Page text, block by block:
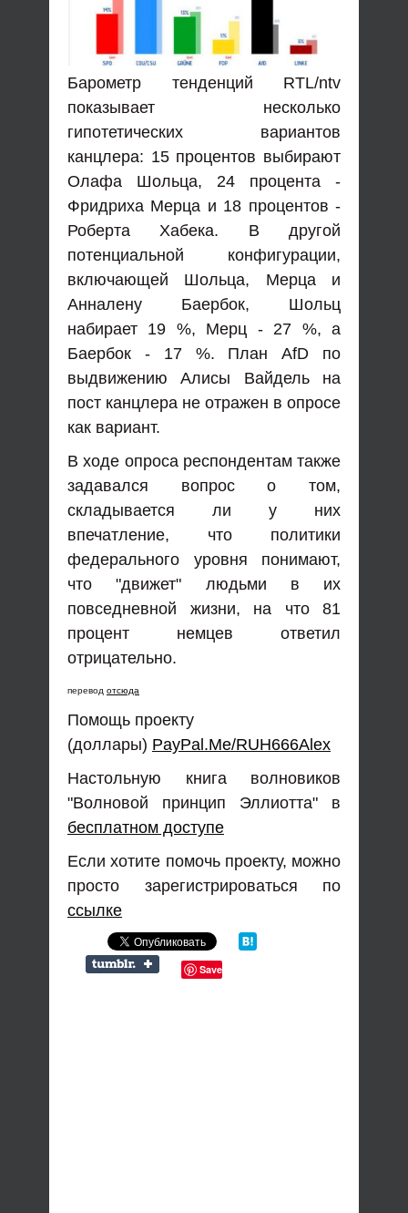
Барометр тенденций RTL/ntv
показывает несколько
гипотетических вариантов
канцлера: 15 процентов выбирают
Олафа Шольца, 24 процента -
Фридриха Мерца и 18 процентов -
Роберта Хабека. В другой
потенциальной конфигурации,
включающей Шольца, Мерца и
Анналену Баербок, Шольц
набирает 19 %, Мерц - 27 %, а
Баербок - 17 %. План AfD по
выдвижению Алисы Вайдель на
пост канцлера не отражен в опросе
как вариант.
В ходе опроса респондентам также
задавался вопрос о том,
складывается ли у них
впечатление, что политики
федерального уровня понимают,
что "движет" людьми в их
повседневной жизни, на что 81
процент немцев ответил
отрицательно.
перевод отсюда
Помощь проекту
(доллары) PayPal.Me/RUH666Alex
Настольную книга волновиков
"Волновой принцип Эллиотта" в
бесплатном доступе
Если хотите помочь проекту, можно
просто зарегистрироваться по
ссылке
Save